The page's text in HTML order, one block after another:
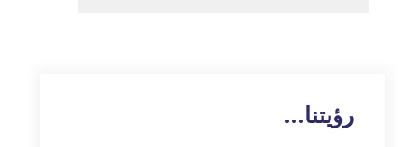
رؤيتنا...